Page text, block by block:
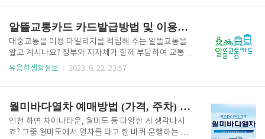
ass.co.kr ..
면신청서, 무주택 가구 증명서, 매매계약서, 주민등록
등본을 준비하세요. 관할지역 시, 군, 구청에 방문하여
제출하세요. 생애최초 취득세 환급 신청방법 위 파일을
다운로드하여 경정 청구서를 작성하세요. 감면신청서
와 경정청구서, 주민등록등본을 준비하세요. 관할지역
이 없는 무주택가구) 주택..
알뜰교통카드 카드발급방법 및 이용방법
대중교통을 이용 마일리지를 적립해 주는 알뜰교통을
알고 계시나요? 정부와 지자체가 함께 부담하여 교통비
를 줄여주고 지구의 환경도 지키기 위해 만든 알뜰교통
서 해당 카드들에 혜택들을 비교하고 신청하면되요 알
뜰교통카드 이용방법 가입방법 홈페이지 및 어플을 설
치하여 발급된 카드번호를 등록하세요. 홈페이지 가입
유용한생활정보 2023. 6. 22. 23:57
월미바다열차 예매방법 (가격, 주차) 알려드려요.
인천 하면 차이나타운, 월미도 등 다양한 게 생각나시
죠? 그중 월미도에서 열차를 타고 한 바퀴 운행하는 열